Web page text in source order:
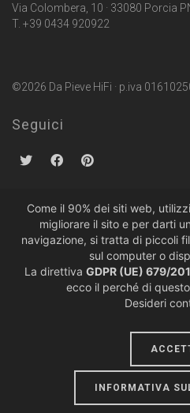
Via Colombera, 10 · 33080 Porcia
T. +39 0434 920922
©2026 Da Pieve HiFi · p.iva
Seguici
Politiche sulla Privacy· Condizioni
Come il 90% dei siti web,
migliorare il sito e per darti
navigazione, si tratta di piccoli
sul computer o
La direttiva GDPR (UE) 679/
ecco il perché di
Desideri
INFORMATIVA